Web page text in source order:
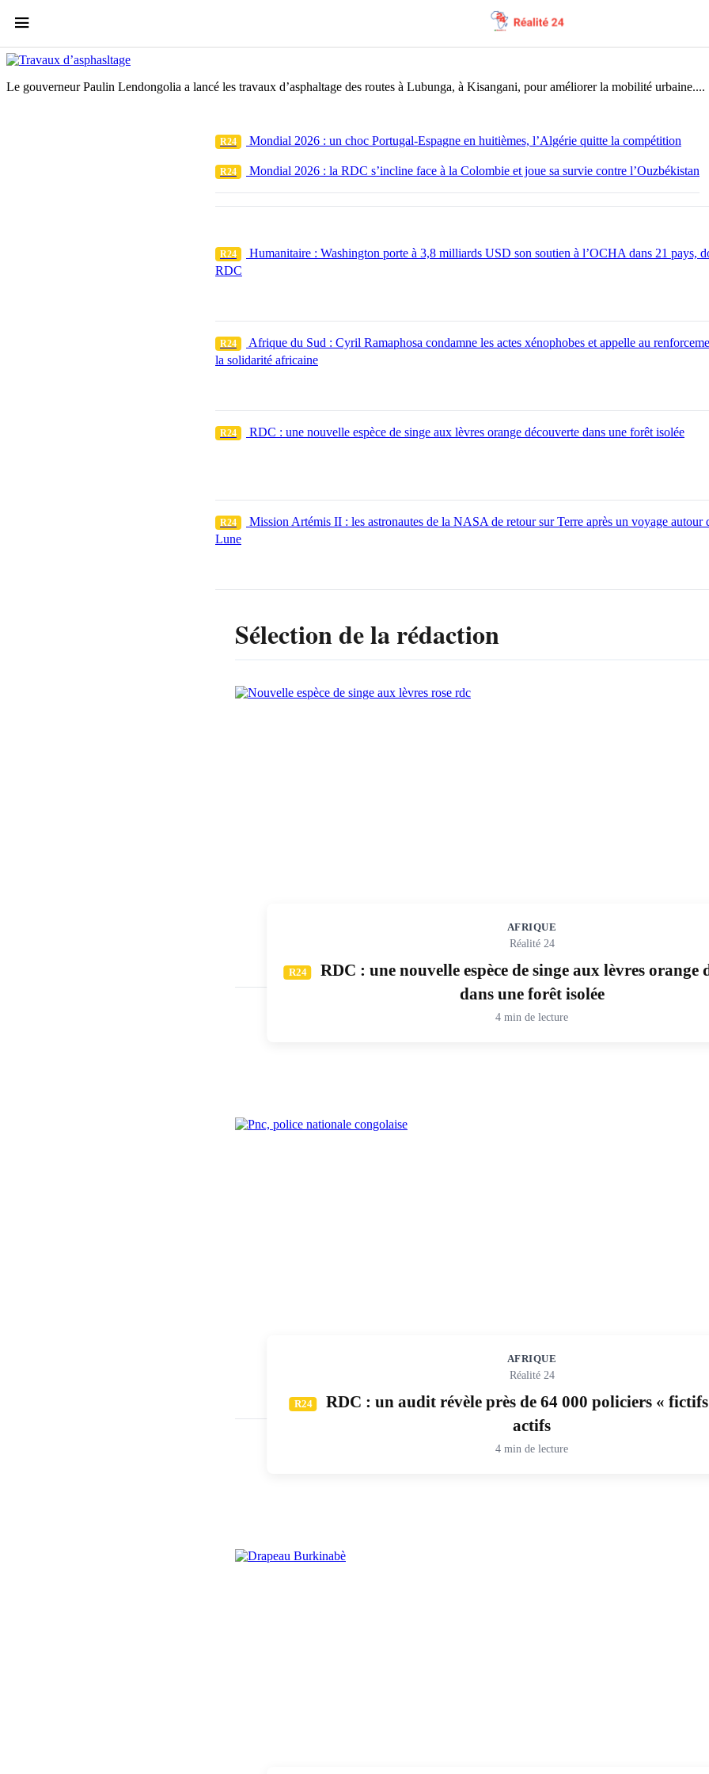
Kisangani : lancement des travaux d’asphaltage de la voirie à Lubunga
Le gouverneur Paulin Lendongolia a lancé les travaux d’asphaltage des routes à Lubunga, à Kisangani, pour améliorer la mobilité urbaine....
R24 Mondial 2026 : un choc Portugal-Espagne en huitièmes, l’Algérie quitte la compétition
R24 Mondial 2026 : la RDC s’incline face à la Colombie et joue sa survie contre l’Ouzbékistan
R24
Humanitaire : Washington porte à 3,8 milliards USD son soutien à l’OCHA dans 21 pays,
RDC
R24
Afrique du Sud : Cyril Ramaphosa condamne les actes xénophobes et appelle au
la solidarité africaine
R24 RDC : une nouvelle espèce de singe aux lèvres orange découverte dans une forêt isolée
R24
Mission Artémis II : les astronautes de la NASA de retour sur Terre après un voyage autour
Lune
Sélection de la rédaction
AFRIQUE
Réalité 24
R24
RDC : une nouvelle espèce de singe aux lèvres orange
dans une forêt isolée
4 min de lecture
AFRIQUE
Réalité 24
R24
RDC : un audit révèle près de 64 000 policiers «
actifs
4 min de lecture